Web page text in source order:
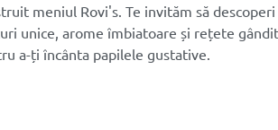
meniul Rovi's. Te invităm să descoperi
unice, arome îmbiatoare și rețete
a-ți încânta papilele gustative.